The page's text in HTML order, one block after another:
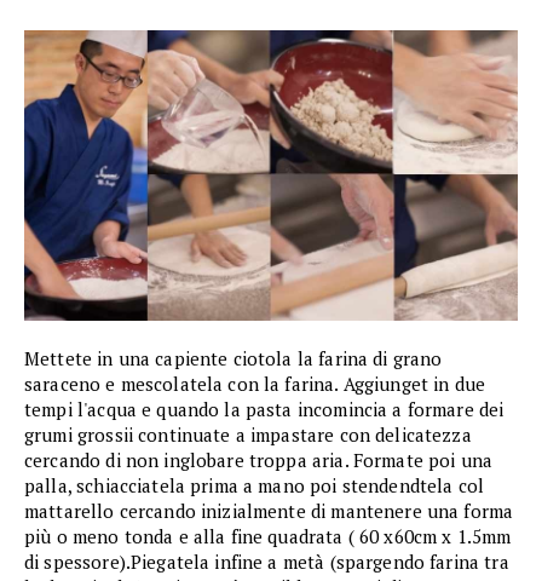
Mettete in una capiente ciotola la farina di grano
saraceno e mescolatela con la farina. Aggiunget in due
tempi l'acqua e quando la pasta incomincia a formare dei
grumi grossii continuate a impastare con delicatezza
cercando di non inglobare troppa aria. Formate poi una
palla, schiacciatela prima a mano poi stendendtela col
mattarello cercando inizialmente di mantenere una forma
più o meno tonda e alla fine quadrata ( 60 x60cm x 1.5mm
di spessore).Piegatela infine a metà (spargendo farina tra